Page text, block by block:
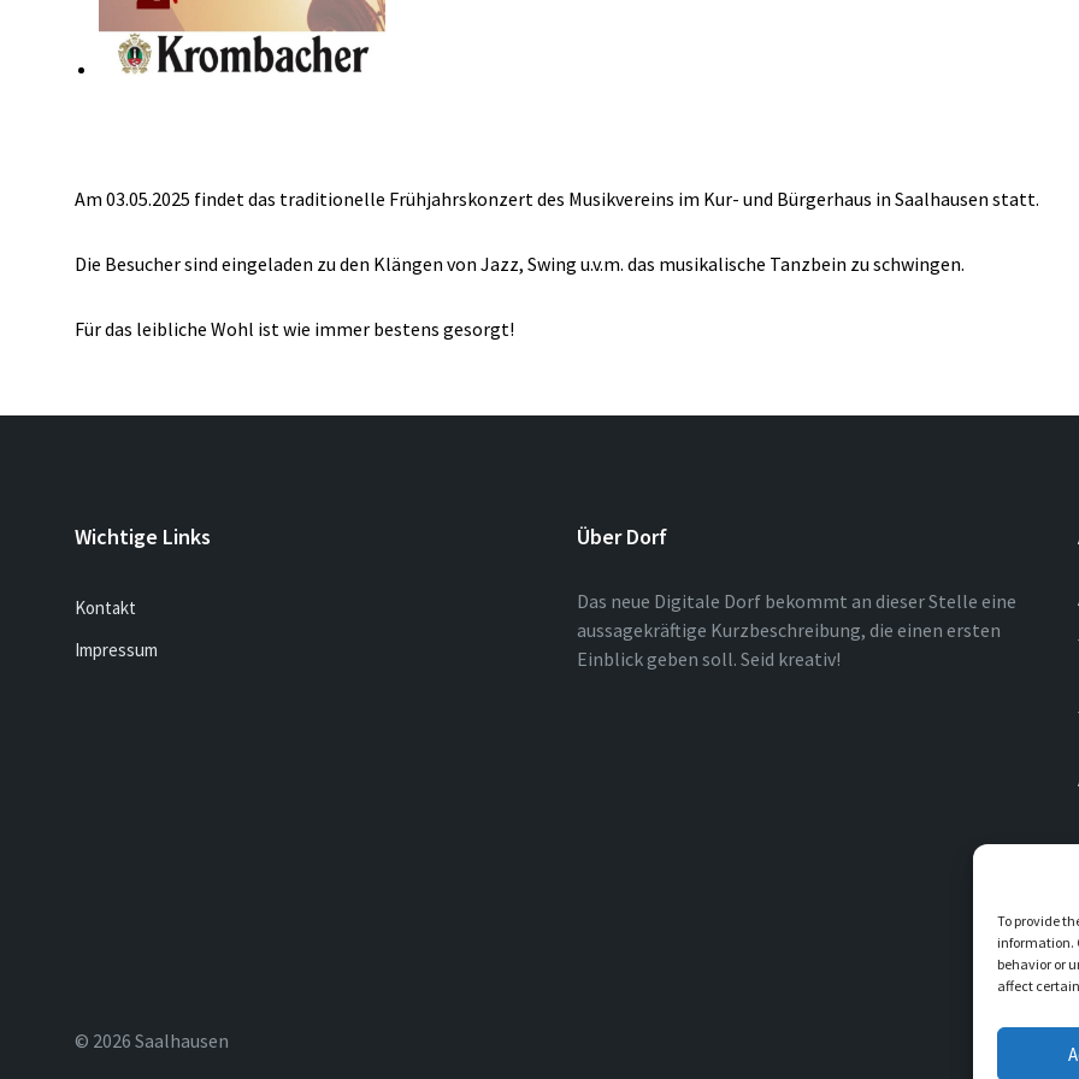
To provide
information.
behavior or
affect
Am 03.05.2025 findet das traditionelle Frühjahrskonzert des Musikvereins im Kur- und Bürgerhaus in Saalhausen statt.
Die Besucher sind eingeladen zu den Klängen von Jazz, Swing u.v.m. das musikalische Tanzbein zu schwingen.
Für das leibliche Wohl ist wie immer bestens gesorgt!
Wichtige Links
Kontakt
Impressum
Über Dorf
Das neue Digitale Dorf bekommt an dieser Stelle eine
aussagekräftige Kurzbeschreibung, die einen ersten
Einblick geben soll. Seid kreativ!
© 2026 Saalhausen